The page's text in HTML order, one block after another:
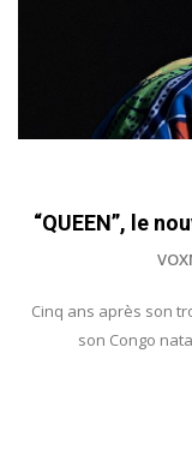
“QUEEN”, le
Cinq ans après son
son Congo